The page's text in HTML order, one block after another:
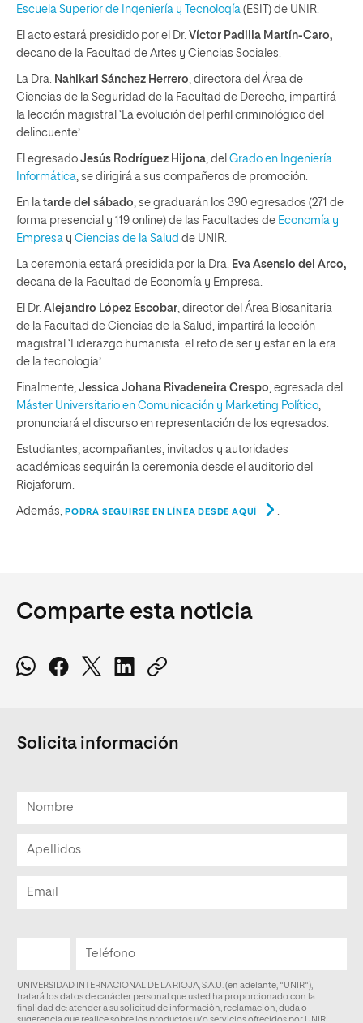
Escuela Superior de Ingeniería y Tecnología (ESIT) de UNIR.
El acto estará presidido por el Dr. Víctor Padilla Martín-Caro,
decano de la Facultad de Artes y Ciencias Sociales.
La Dra. Nahikari Sánchez Herrero , directora del Área de
Ciencias de la Seguridad de la Facultad de Derecho, impartirá
la lección magistral ‘La evolución del perfil criminológico del
delincuente’.
El egresado Jesús Rodríguez Hijona , del Grado en Ingeniería
Informática , se dirigirá a sus compañeros de promoción.
En la tarde del sábado , se graduarán los 390 egresados (271 de
forma presencial y 119 online) de las Facultades de Economía y
Empresa y Ciencias de la Salud de UNIR.
La ceremonia estará presidida por la Dra.
Eva Asensio del Arco,
decana de la Facultad de Economía y Empresa.
El Dr. Alejandro López Escobar , director del Área Biosanitaria
de la Facultad de Ciencias de la Salud, impartirá la lección
magistral ‘Liderazgo humanista: el reto de ser y estar en la era
de la tecnología’.
Finalmente, Jessica Johana Rivadeneira Crespo , egresada del
Máster Universitario en Comunicación y Marketing Político
pronunciará el discurso en representación de los egresados.
Estudiantes, acompañantes, invitados y autoridades
académicas seguirán la ceremonia desde el auditorio del
Riojaforum.
Además, PODRÁ SEGUIRSE EN LÍNEA DESDE AQUÍ
Comparte esta noticia
Solicita información